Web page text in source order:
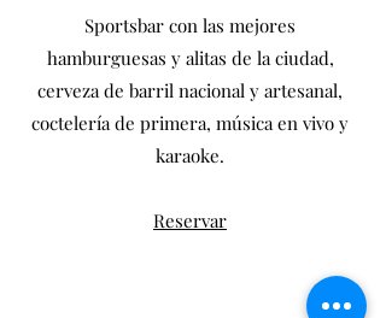
Sportsbar con las mejores
hamburguesas y alitas de la ciudad,
cerveza de barril nacional y artesanal,
coctelería de primera, música en vivo y
karaoke.
Reservar